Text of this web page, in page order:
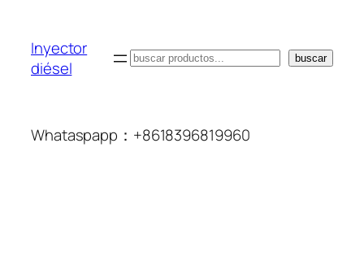
Inyector
diésel
搜
buscar
Whataspapp：+8618396819960